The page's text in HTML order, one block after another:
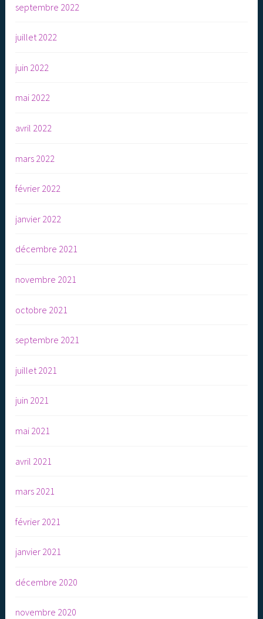
septembre 2022
juillet 2022
juin 2022
mai 2022
avril 2022
mars 2022
février 2022
janvier 2022
décembre 2021
novembre 2021
octobre 2021
septembre 2021
juillet 2021
juin 2021
mai 2021
avril 2021
mars 2021
février 2021
janvier 2021
décembre 2020
novembre 2020